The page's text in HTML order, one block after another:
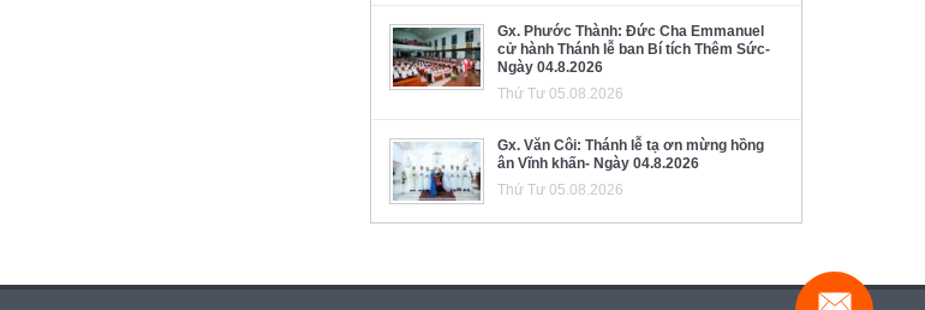
Gx. Phước Thành: Đức Cha Emmanuel
cử hành Thánh lễ ban Bí tích Thêm Sức-
Ngày 04.8.2026
Thứ Tư 05.08.2026
Gx. Văn Côi: Thánh lễ tạ ơn mừng hồng
ân Vĩnh khấn- Ngày 04.8.2026
Thứ Tư 05.08.2026